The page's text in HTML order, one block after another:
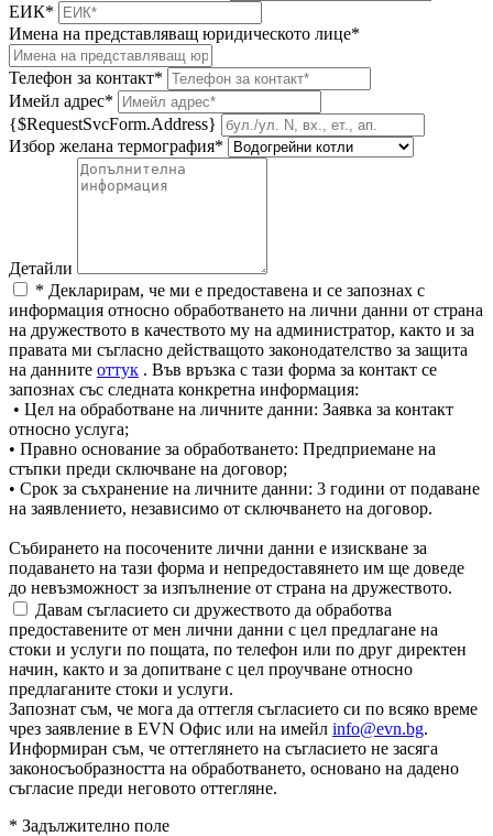
ЕИК*
Имена на представляващ юридическото лице*
Телефон за контакт*
Имейл адрес*
{$RequestSvcForm.Address}
Избор желана термография*
Детайли
* Декларирам, че ми е предоставена и се запознах с
информация относно обработването на лични данни от страна
на дружеството в качеството му на администратор, както и за
правата ми съгласно действащото законодателство за защита
на данните оттук . Във връзка с тази форма за контакт се
запознах със следната конкретна информация:
• Цел на обработване на личните данни: Заявка за контакт
относно услуга;
• Правно основание за обработването: Предприемане на
стъпки преди сключване на договор;
• Срок за съхранение на личните данни: 3 години от подаване
на заявлението, независимо от сключването на договор.
Събирането на посочените лични данни е изискване за
подаването на тази форма и непредоставянето им ще доведе
до невъзможност за изпълнение от страна на дружеството.
Давам съгласието си дружеството да обработва
предоставените от мен лични данни с цел предлагане на
стоки и услуги по пощата, по телефон или по друг директен
начин, както и за допитване с цел проучване относно
предлаганите стоки и услуги.
Запознат съм, че мога да оттегля съгласието си по всяко време
чрез заявление в EVN Офис или на имейл info@evn.bg.
Информиран съм, че оттеглянето на съгласието не засяга
законосъобразността на обработването, основано на дадено
съгласие преди неговото оттегляне.
* Задължително поле